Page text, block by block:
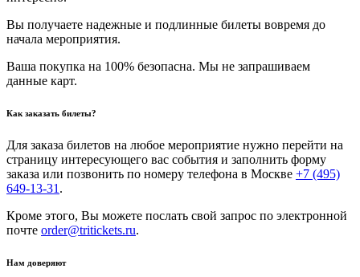
Вы получаете надежные и подлинные билеты вовремя до
начала мероприятия.
Ваша покупка на 100% безопасна. Мы не запрашиваем
данные карт.
Как заказать билеты?
Для заказа билетов на любое мероприятие нужно перейти на
страницу интересующего вас события и заполнить форму
заказа или позвонить по номеру телефона в Москве +7 (495)
649-13-31 .
Кроме этого, Вы можете послать свой запрос по электронной
почте order@tritickets.ru.
Нам доверяют